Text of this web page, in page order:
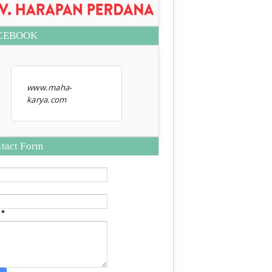
www.maha-
karya.com
Form
*